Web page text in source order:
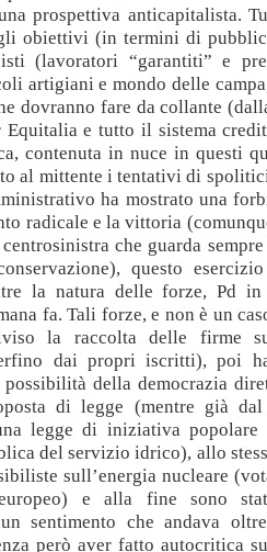
prospettiva anticapitalista.
obiettivi (in termini di
(lavoratori “garantiti” e
artigiani e mondo delle
dovranno fare da collante
Equitalia e tutto il sistema
contenuta in nuce in questi
al mittente i tentativi di
ha mostrato una
radicale e la vittoria
che guarda
questo
la natura delle forze, Pd in
fa. Tali forze, e non è un
la raccolta delle firme
dai propri iscritti), poi
possibilità della democrazia
di legge (mentre già
legge di iniziativa popolare
del servizio idrico), allo
sull’energia nucleare
europeo) e alla fine sono
sentimento che andava
però aver fatto autocritica